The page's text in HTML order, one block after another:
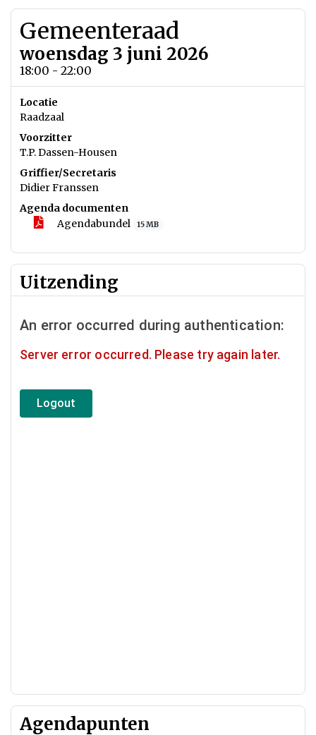
Gemeenteraad
woensdag 3 juni 2026
18:00 - 22:00
Locatie
Raadzaal
Voorzitter
T.P. Dassen-Housen
Griffier/Secretaris
Didier Franssen
Agenda documenten
Agendabundel
15 MB
Uitzending
Agendapunten